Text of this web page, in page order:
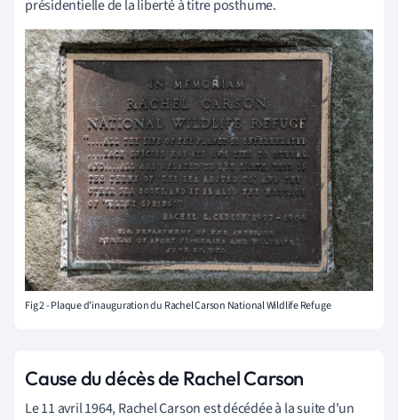
présidentielle de la liberté à titre posthume.
Fig 2 - Plaque d'inauguration du Rachel Carson National Wildlife Refuge
Cause du décès de Rachel Carson
Le 11 avril 1964, Rachel Carson est décédée à la suite d'un